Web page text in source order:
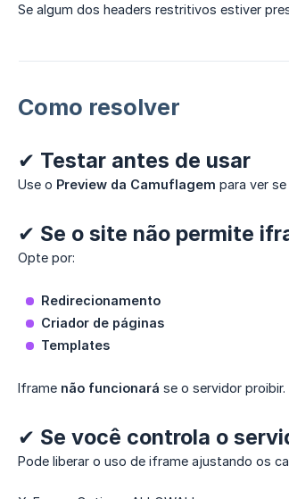
Se algum dos headers restritivos estiver
Como resolver
✔ Testar antes de usar
Use o Preview da Camuflagem para ver
✔ Se o site não permite
Opte por:
Redirecionamento
Criador de páginas
Templates
Iframe não funcionará se o servidor proibir.
✔ Se você controla o
Pode liberar o uso de iframe ajustando os